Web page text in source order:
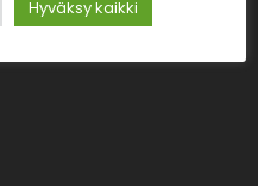
Hyväksy kaikki